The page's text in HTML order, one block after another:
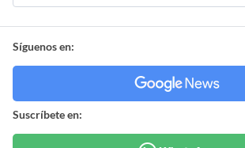
Síguenos en:
Suscríbete en: